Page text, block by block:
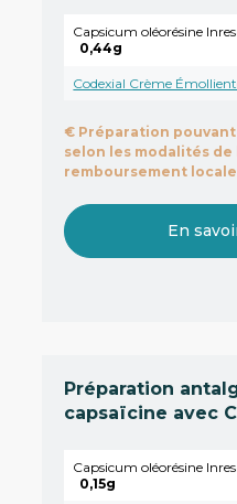
Capsicum oléorésine
0,44g
Codexial Crème
€ Préparation
selon les modalités de
remboursement locale
En
Préparation
capsaïcine avec
Capsicum oléorésine
0,15g